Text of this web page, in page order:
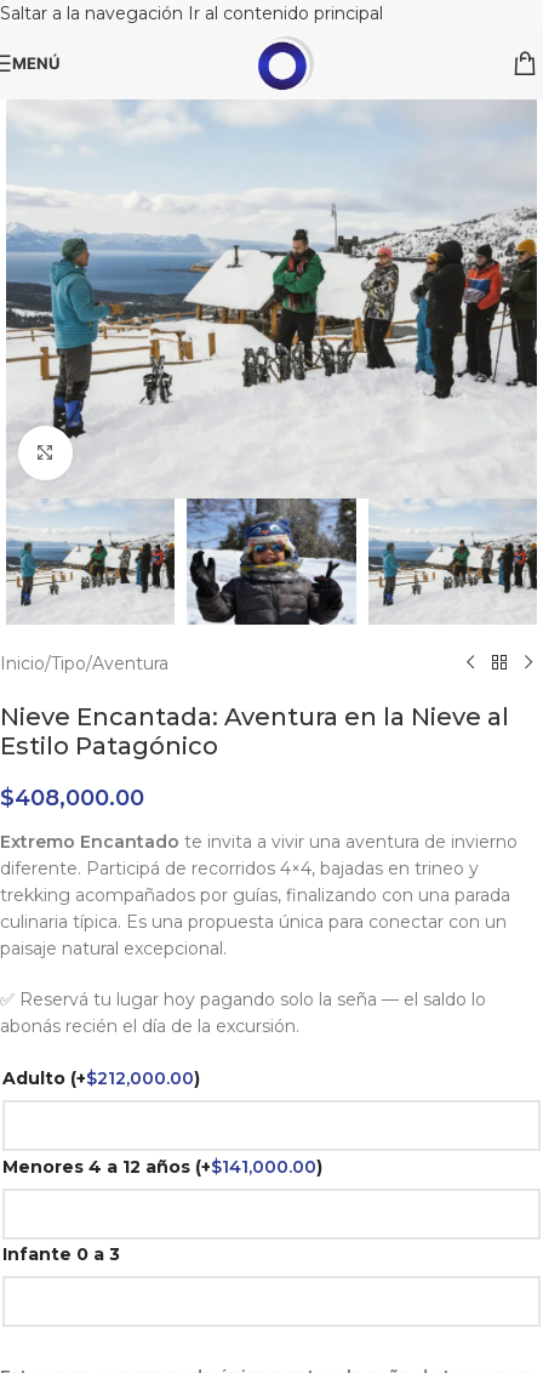
Saltar a la navegación Ir al contenido principal
MENÚ
Clic para ampliar
Inicio/Tipo/Aventura
Nieve Encantada: Aventura en la Nieve al
Estilo Patagónico
$408,000.00
Extremo Encantado te invita a vivir una aventura de invierno
diferente. Participá de recorridos 4×4, bajadas en trineo y
trekking acompañados por guías, finalizando con una parada
culinaria típica. Es una propuesta única para conectar con un
paisaje natural excepcional.
✅ Reservá tu lugar hoy pagando solo la seña — el saldo lo
abonás recién el día de la excursión.
Adulto (+$212,000.00)
Menores 4 a 12 años (+$141,000.00)
Infante 0 a 3